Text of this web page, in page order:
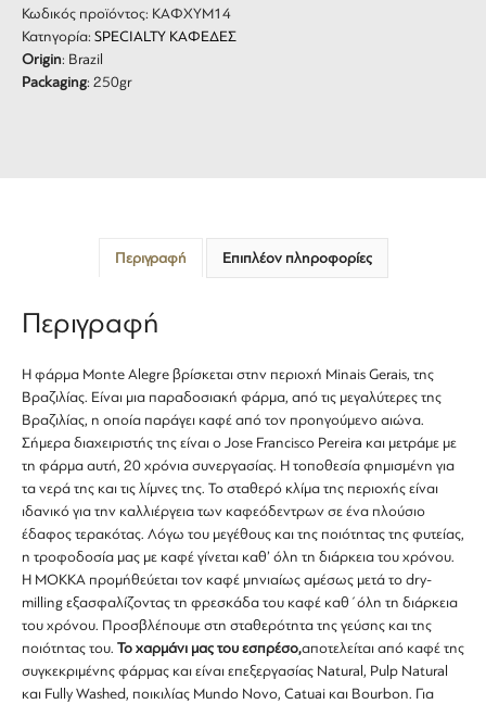
Fazenta
Monte
Κωδικός προϊόντος: ΚΑΦΧΥΜ14
Κατηγορία: SPECIALTY ΚΑΦΕΔΕΣ
Origin: Brazil
Packaging: 250gr
Περιγραφή Επιπλέον πληροφορίες
Περιγραφή
Η φάρμα Monte Alegre βρίσκεται στην περιοχή Minais Gerais, της
Βραζιλίας. Είναι μια παραδοσιακή φάρμα, από τις μεγαλύτερες της
Βραζιλίας, η οποία παράγει καφέ από τον προηγούμενο αιώνα.
Σήμερα διαχειριστής της είναι ο Jose Francisco Pereira και μετράμε με
τη φάρμα αυτή, 20 χρόνια συνεργασίας. Η τοποθεσία φημισμένη για
τα νερά της και τις λίμνες της. To σταθερό κλίμα της περιοχής είναι
ιδανικό για την καλλιέργεια των καφεόδεντρων σε ένα πλούσιο
έδαφος τερακότας. Λόγω του μεγέθους και της ποιότητας της φυτείας,
η τροφοδοσία μας με καφέ γίνεται καθ’ όλη τη διάρκεια του χρόνου.
Η ΜΟΚΚΑ προμήθεύεται τον καφέ μηνιαίως αμέσως μετά το dry-
milling εξασφαλίζοντας τη φρεσκάδα του καφέ καθ΄όλη τη διάρκεια
του χρόνου. Προσβλέπουμε στη σταθερότητα της γεύσης και της
ποιότητας του. Το χαρμάνι μας του εσπρέσο,αποτελείται από καφέ της
συγκεκριμένης φάρμας και είναι επεξεργασίας Natural, Pulp Natural
και Fully Washed, ποικιλίας Mundo Novo, Catuai και Bourbon. Για